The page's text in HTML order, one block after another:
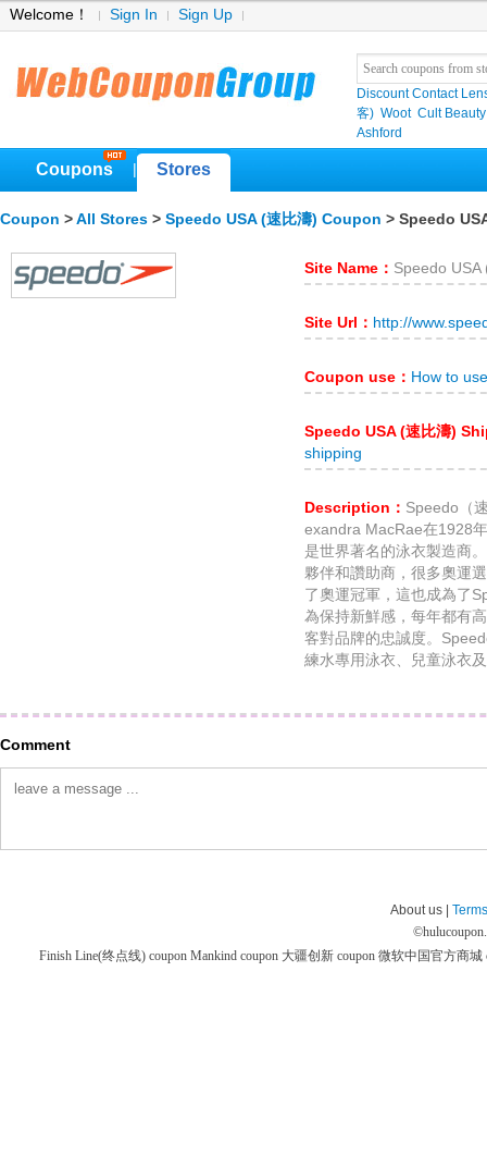
Welcome！ Sign In Sign Up
Discount Contact
客) Woot Cult Beauty
Ashford
Coupons Stores
Coupon > All Stores > Speedo USA (速比濤) Coupon > Speedo
Site Name： Speedo USA
Site Url： http://
Coupon use： How to
Speedo USA (速比濤)
shipping
Description： Speedo（
exandra MacRae在1928
是世界著名的泳衣製造商
夥伴和讚助商，很多奧運
了奧運冠軍，這也成為了
為保持新鮮感，每年都有
客對品牌的忠誠度。
練水專用泳衣、兒童泳衣
Comment
About us |
©
Finish Line(终点线) coupon Mankind coupon 大疆创新 coupon 微软中国官方商城